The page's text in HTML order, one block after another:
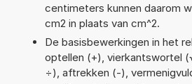
centimeters kunnen daarom
cm2 in plaats van cm^2.
De basisbewerkingen in het
optellen (+), vierkantswortel
÷), aftrekken (-),